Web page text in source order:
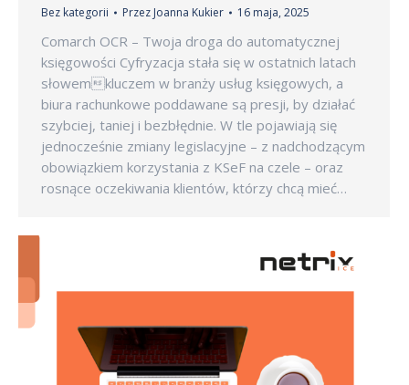
Bez kategorii Przez Joanna Kukier 16 maja, 2025
Comarch OCR – Twoja droga do automatycznej
księgowości Cyfryzacja stała się w ostatnich latach
słowemkluczem w branży usług księgowych, a
biura rachunkowe poddawane są presji, by działać
szybciej, taniej i bezbłędnie. W tle pojawiają się
jednocześnie zmiany legislacyjne – z nadchodzącym
obowiązkiem korzystania z KSeF na czele – oraz
rosnące oczekiwania klientów, którzy chcą mieć…